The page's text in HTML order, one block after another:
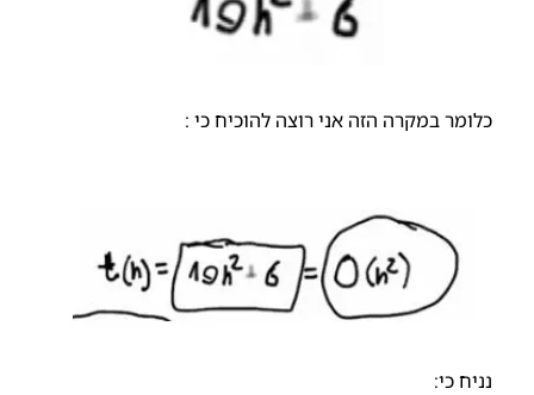
כלומר במקרה הזה אני רוצה להוכיח כי :
נניח כי: